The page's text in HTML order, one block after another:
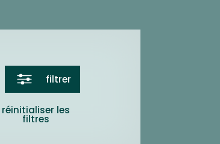
filtrer
réinitialiser les
filtres